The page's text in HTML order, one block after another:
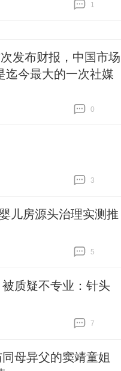
1
发布财报，中国市场
迄今最大的一次社媒
0
3
儿房源头治理实测推
5
质疑不专业：针头
7
母异父的窦靖童姐